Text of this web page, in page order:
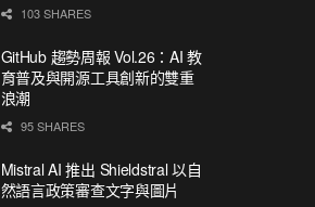
103 SHARES
GitHub 趨勢周報 Vol.26：AI 教
育普及與開源工具創新的雙重
浪潮
95 SHARES
Mistral AI 推出 Shieldstral 以自
然語言政策審查文字與圖片